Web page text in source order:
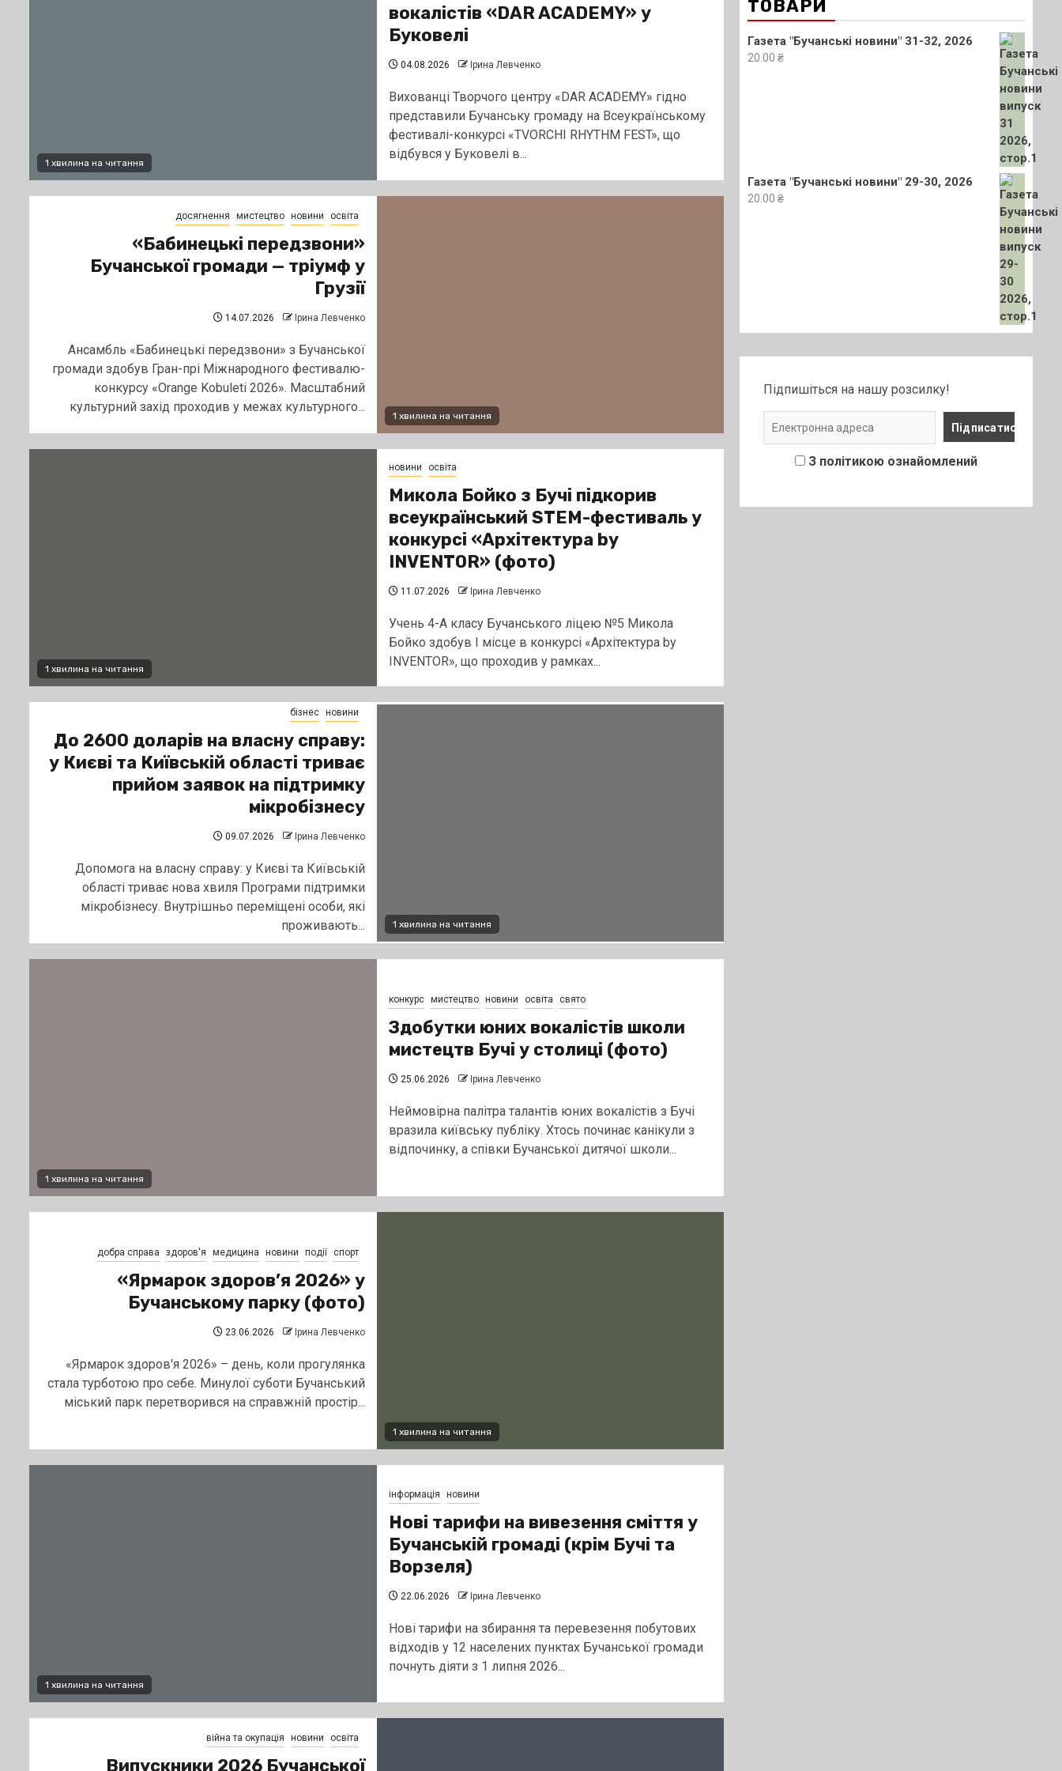
1 хвилина на читання
вокалістів «DAR ACADEMY» у
Буковелі
04.08.2026 Ірина Левченко
Вихованці Творчого центру «DAR ACADEMY» гідно
представили Бучанську громаду на Всеукраїнському
фестивалі-конкурсі «TVORCHI RHYTHM FEST», що
відбувся у Буковелі в...
1 хвилина на читання
досягнення мистецтво новини освіта
«Бабинецькі передзвони»
Бучанської громади — тріумф у
Грузії
14.07.2026 Ірина Левченко
Ансамбль «Бабинецькі передзвони» з Бучанської
громади здобув Гран-прі Міжнародного фестивалю-
конкурсу «Orange Kobuleti 2026». Масштабний
культурний захід проходив у межах культурного...
1 хвилина на читання
новини освіта
Микола Бойко з Бучі підкорив
всеукраїнський STEM-фестиваль у
конкурсі «Архітектура by
INVENTOR» (фото)
11.07.2026 Ірина Левченко
Учень 4-А класу Бучанського ліцею №5 Микола
Бойко здобув І місце в конкурсі «Архітектура by
INVENTOR», що проходив у рамках...
1 хвилина на читання
бізнес новини
До 2600 доларів на власну справу:
у Києві та Київській області триває
прийом заявок на підтримку
мікробізнесу
09.07.2026 Ірина Левченко
Допомога на власну справу: у Києві та Київській
області триває нова хвиля Програми підтримки
мікробізнесу. Внутрішньо переміщені особи, які
проживають...
1 хвилина на читання
конкурс мистецтво новини освіта свято
Здобутки юних вокалістів школи
мистецтв Бучі у столиці (фото)
25.06.2026 Ірина Левченко
Неймовірна палітра талантів юних вокалістів з Бучі
вразила київську публіку. Хтось починає канікули з
відпочинку, а співки Бучанської дитячої школи...
1 хвилина на читання
добра справа здоров'я медицина новини події спорт
«Ярмарок здоров’я 2026» у
Бучанському парку (фото)
23.06.2026 Ірина Левченко
«Ярмарок здоров'я 2026» – день, коли прогулянка
стала турботою про себе. Минулої суботи Бучанський
міський парк перетворився на справжній простір...
1 хвилина на читання
інформація новини
Нові тарифи на вивезення сміття у
Бучанській громаді (крім Бучі та
Ворзеля)
22.06.2026 Ірина Левченко
Нові тарифи на збирання та перевезення побутових
відходів у 12 населених пунктах Бучанської громади
почнуть діяти з 1 липня 2026...
війна та окупація новини освіта
Випускники 2026 Бучанської
ТОВАРИ
Газета "Бучанські новини" 31-32, 2026
20.00 ₴
Газета "Бучанські новини" 29-30, 2026
20.00 ₴
Підпишіться на нашу розсилку!
З політикою ознайомлений